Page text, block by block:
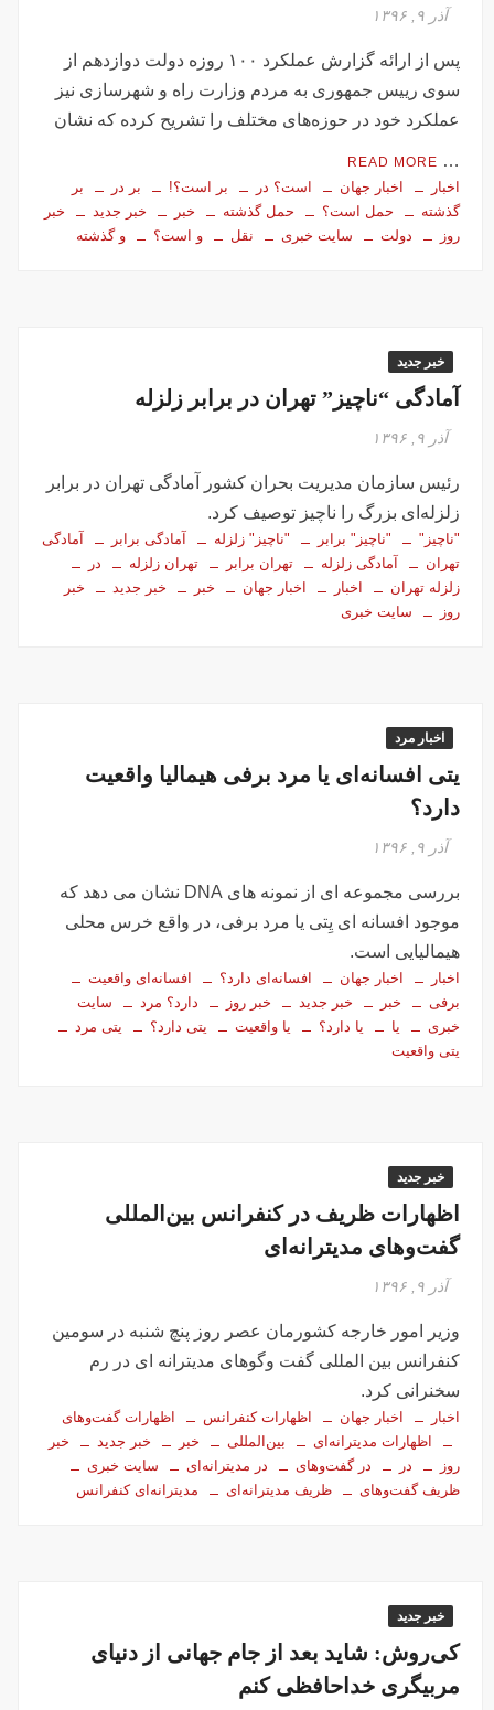
آذر ۹, ۱۳۹۶
پس از ارائه گزارش عملکرد ۱۰۰ روزه دولت دوازدهم از
سوی رییس جمهوری به مردم وزارت راه و شهرسازی نیز
عملکرد خود در حوزه‌های مختلف را تشریح کرده که نشان
…
READ MORE
اخبار اخبار جهان است؟ در بر است؟! بر در
بر
گذشته
حمل است؟ حمل گذشته خبر خبر جدید
خبر
روز
دولت سایت خبری نقل و است؟ و گذشته
خبر جدید
آمادگی “ناچیز” تهران در برابر زلزله
آذر ۹, ۱۳۹۶
رئیس سازمان مدیریت بحران کشور آمادگی تهران در برابر
زلزله‌ای بزرگ را ناچیز توصیف کرد.
"ناچیز" "ناچیز" برابر "ناچیز" زلزله آمادگی برابر
آمادگی
تهران
آمادگی زلزله تهران برابر تهران زلزله
در
زلزله تهران
اخبار اخبار جهان خبر خبر جدید
خبر
روز
سایت خبری
اخبار مرد
یتی افسانه‌ای یا مرد برفی هیمالیا واقعیت
دارد؟
آذر ۹, ۱۳۹۶
بررسی مجموعه ای از نمونه های DNA نشان می دهد که
موجود افسانه ای یِتی یا مرد برفی، در واقع خرس محلی
هیمالیایی است.
اخبار اخبار جهان افسانه‌ای دارد؟
افسانه‌ای واقعیت
برفی
خبر خبر جدید خبر روز دارد؟ مرد
سایت
خبری
یا یا دارد؟ یا واقعیت یتی دارد؟
یتی مرد
یتی واقعیت
خبر جدید
اظهارات ظریف در کنفرانس بین‌المللی
گفت‌وهای مدیترانه‌ای
آذر ۹, ۱۳۹۶
وزیر امور خارجه کشورمان عصر روز پنچ شنبه در سومین
کنفرانس بین المللی گفت وگوهای مدیترانه ای در رم
سخنرانی کرد.
اخبار اخبار جهان اظهارات کنفرانس
اظهارات گفت‌وهای
اظهارات مدیترانه‌ای
بین‌المللی خبر خبر جدید
خبر
روز
در در گفت‌وهای در مدیترانه‌ای
سایت خبری
ظریف گفت‌وهای
ظریف مدیترانه‌ای مدیترانه‌ای کنفرانس
خبر جدید
کی‌روش: شاید بعد از جام جهانی از دنیای
مربیگری خداحافظی کنم